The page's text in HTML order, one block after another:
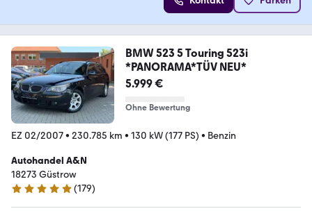
BMW 523 5 Touring 523i
*PANORAMA*TÜV NEU*
5.999 €
Ohne Bewertung
EZ 02/2007• 230.785 km • 130 kW (177 PS) • Benzin
Autohandel A&N
18273 Güstrow
4.9 Sterne
(179)